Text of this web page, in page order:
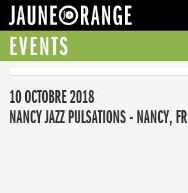
EVENTS
10 OCTOBRE 2018
NANCY JAZZ PULSATIONS - NANCY, FR